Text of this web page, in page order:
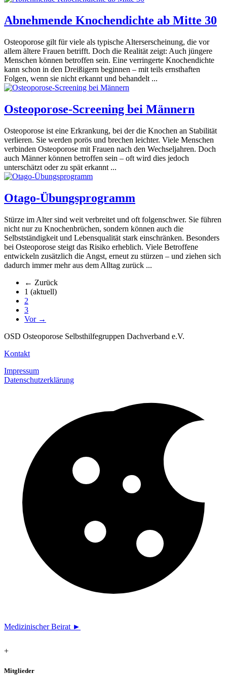
Abnehmende Knochendichte ab Mitte 30
Osteoporose gilt für viele als typische Alterserscheinung, die vor
allem ältere Frauen betrifft. Doch die Realität zeigt: Auch jüngere
Menschen können betroffen sein. Eine verringerte Knochendichte
kann schon in den Dreißigern beginnen – mit teils ernsthaften
Folgen, wenn sie nicht erkannt und behandelt ...
Osteoporose-Screening bei Männern
Osteoporose ist eine Erkrankung, bei der die Knochen an Stabilität
verlieren. Sie werden porös und brechen leichter. Viele Menschen
verbinden Osteoporose mit Frauen nach den Wechseljahren. Doch
auch Männer können betroffen sein – oft wird dies jedoch
unterschätzt oder zu spät erkannt ...
Otago-Übungsprogramm
Stürze im Alter sind weit verbreitet und oft folgenschwer. Sie führen
nicht nur zu Knochenbrüchen, sondern können auch die
Selbstständigkeit und Lebensqualität stark einschränken. Besonders
bei Osteoporose steigt das Risiko erheblich. Viele Betroffene
entwickeln zusätzlich die Angst, erneut zu stürzen – und ziehen sich
dadurch immer mehr aus dem Alltag zurück ...
← Zurück
1 (aktuell)
2
3
Vor →
OSD Osteoporose Selbsthilfegruppen Dachverband e.V.
Kontakt
Impressum
Datenschutzerklärung
Medizinischer Beirat ►
+
Mitglieder